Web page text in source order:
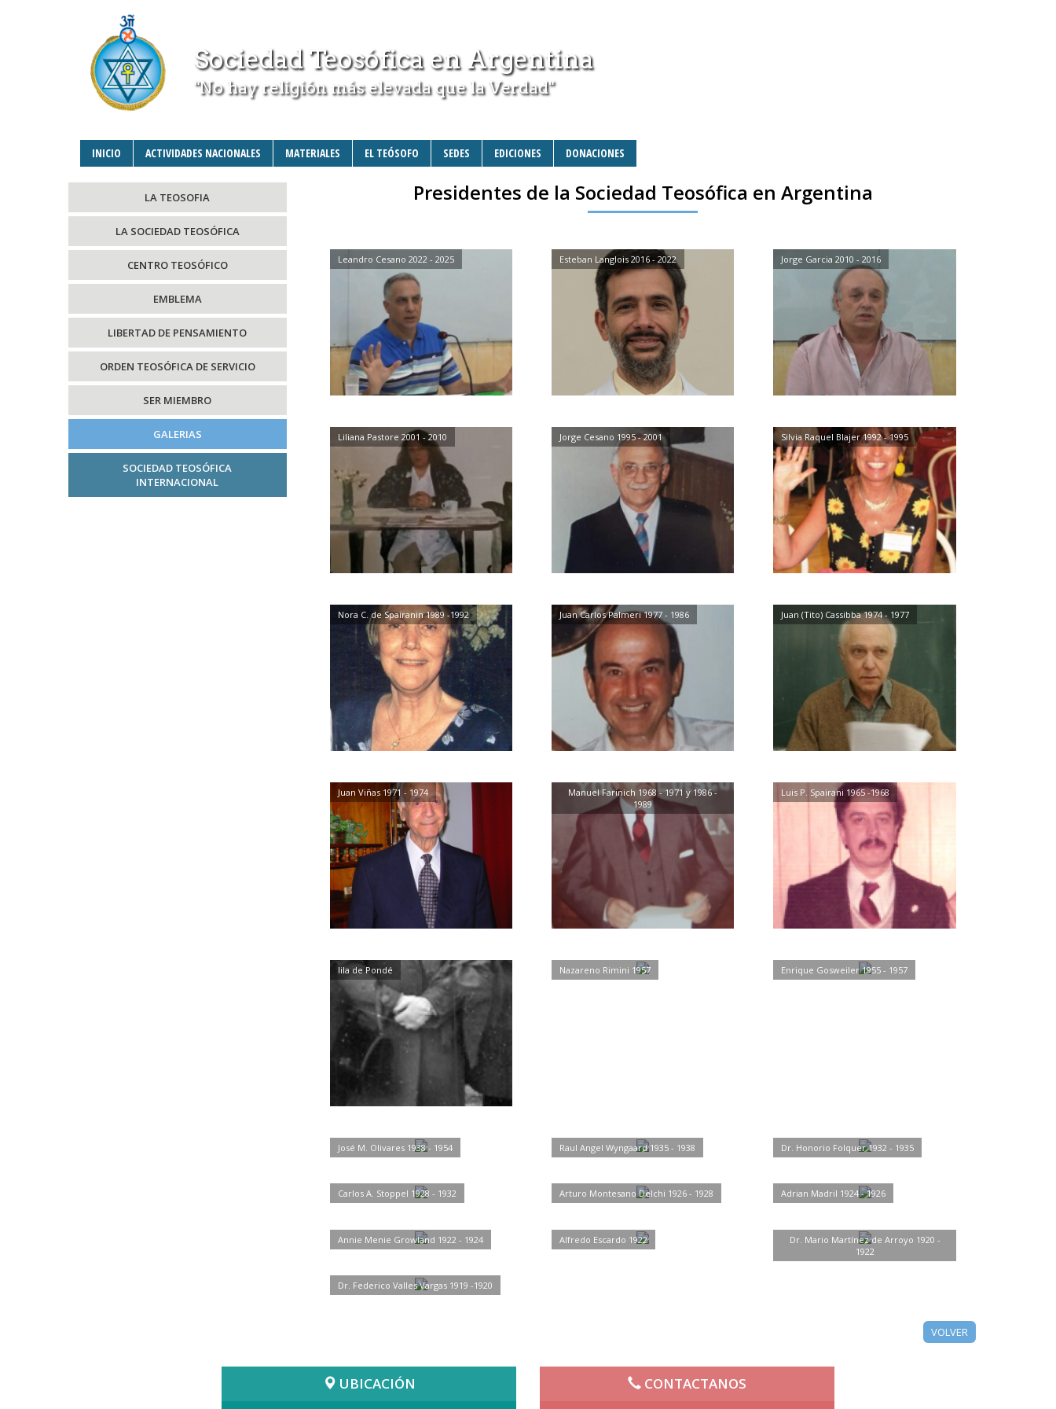
Sociedad Teosófica en Argentina
"No hay religión más elevada que la Verdad"
INICIO ACTIVIDADES NACIONALES MATERIALES EL TEÓSOFO SEDES EDICIONES DONACIONES
LA TEOSOFIA
LA SOCIEDAD TEOSÓFICA
CENTRO TEOSÓFICO
EMBLEMA
LIBERTAD DE PENSAMIENTO
ORDEN TEOSÓFICA DE SERVICIO
SER MIEMBRO
GALERIAS
SOCIEDAD TEOSÓFICA
INTERNACIONAL
Presidentes de la Sociedad Teosófica en Argentina
Leandro Cesano 2022 - 2025 Esteban Langlois 2016 - 2022 Jorge Garcia 2010 - 2016
Liliana Pastore 2001 - 2010 Jorge Cesano 1995 - 2001 Silvia Raquel Blajer 1992 - 1995
Nora C. de Spairanin 1989 -1992 Juan Carlos Palmeri 1977 - 1986 Juan (Tito) Cassibba 1974 - 1977
Juan Viñas 1971 - 1974
Manuel Farinich 1968 - 1971 y 1986 -
1989
Luis P. Spairani 1965 -1968
lila de Pondé Nazareno Rimini 1957 Enrique Gosweiler 1955 - 1957
José M. Olivares 1938 - 1954 Raul Angel Wyngaard 1935 - 1938 Dr. Honorio Folquer 1932 - 1935
Carlos A. Stoppel 1928 - 1932 Arturo Montesano Delchi 1926 - 1928 Adrian Madril 1924 - 1926
Annie Menie Growland 1922 - 1924 Alfredo Escardo 1922
Dr. Mario Martínez de Arroyo 1920 -
1922
Dr. Federico Valles Vargas 1919 -1920
VOLVER
UBICACIÓN CONTACTANOS